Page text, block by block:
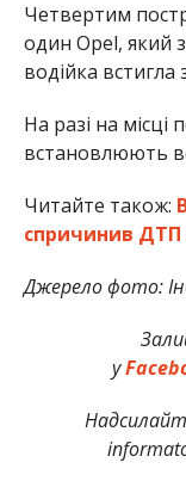
Четвертим
один Opel, який
водійка встигла
На разі на місці
встановлюють
Читайте також:
спричинив
Джерело фото:
у